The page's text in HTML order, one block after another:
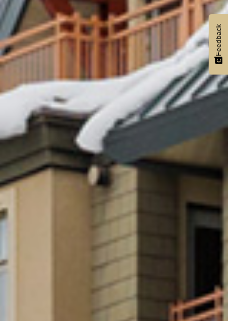
Feedback